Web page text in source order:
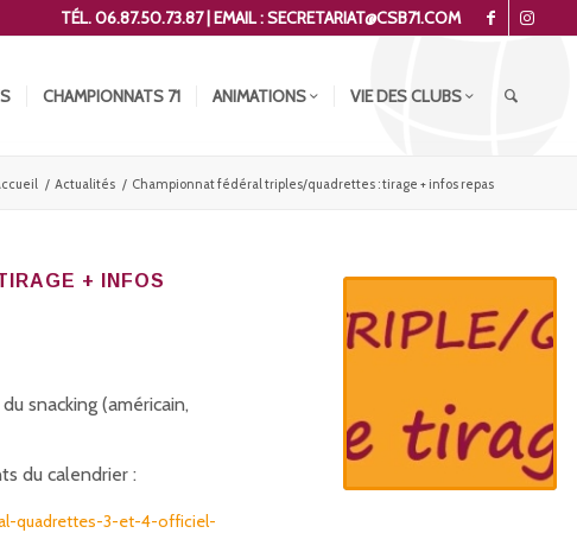
TÉL. 06.87.50.73.87 | EMAIL : SECRETARIAT@CSB71.COM
CHAMPIONNATS 71 ANIMATIONS VIE DES CLUBS
/ Actualités / Championnat fédéral triples/quadrettes : tirage + infos repas
+ INFOS
snacking (américain,
du calendrier :
quadrettes-3-et-4-officiel-